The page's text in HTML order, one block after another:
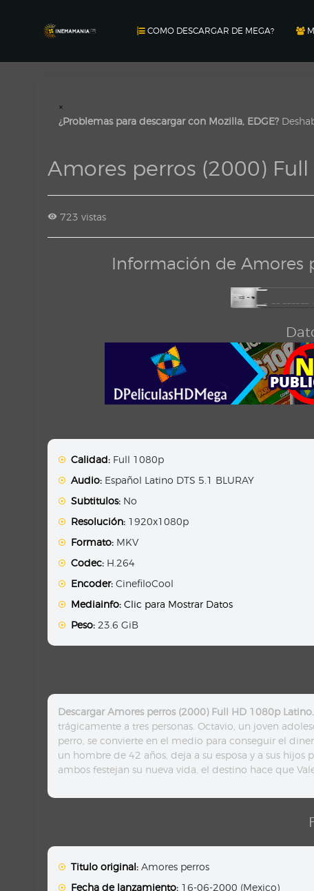
COMO DESCARGAR DE MEGA?
×
¿Problemas para descargar con Mozilla, EDGE?
Amores perros (2000)
723 vistas
Información de Amores
Calidad: Full 1080p
Audio: Español Latino DTS 5.1 BLURAY
Subtitulos: No
Resolución: 1920x1080p
Formato: MKV
Codec: H.264
Encoder: CinefiloCool
Mediainfo: Clic para Mostrar Datos
Peso: 23.6 GiB
Descargar Amores perros (2000) Full HD 1080p Latino.
trágicamente a tres personas. Octavio, un joven
perro, se convierte en el medio para conseguir el
un hombre de 42 años, deja a su esposa y a sus
ambos festejan su nueva vida, el destino hace que
Titulo original: Amores perros
Fecha de lanzamiento: 16-06-2000 (Mexico)